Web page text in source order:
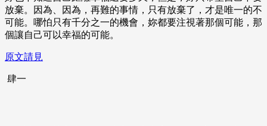
放棄。因為、因為，再難的事情，只有放棄了，才是唯一的不
可能。哪怕只有千分之一的機會，妳都要注視著那個可能，那
個讓自己可以幸福的可能。
原文請見
肆一